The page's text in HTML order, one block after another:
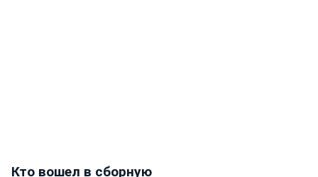
Кто вошел в сборную